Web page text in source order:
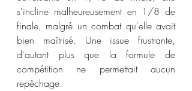
s'incline malheureusement en 1/8 de
finale, malgré un combat qu'elle avait
bien maîtrisé. Une issue frustrante,
d'autant plus que la formule de
compétition ne permettait aucun
repêchage.